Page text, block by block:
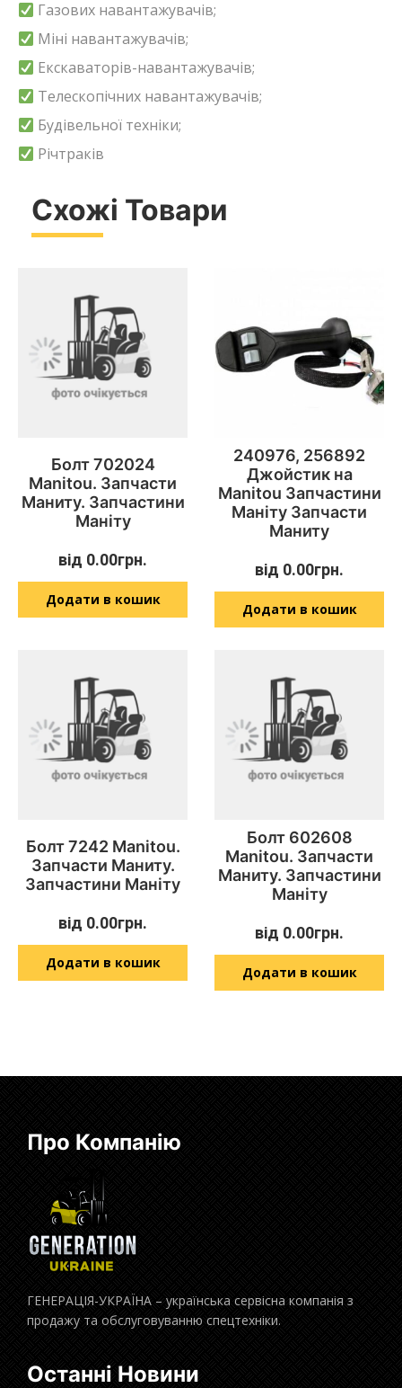
Газових навантажувачів;
Міні навантажувачів;
Екскаваторів-навантажувачів;
Телескопічних навантажувачів;
Будівельної техніки;
Річтраків
Схожі Товари
Болт 702024
Manitou. Запчасти
Маниту. Запчастини
Маніту
від 0.00грн.
Додати в кошик
240976, 256892
Джойстик на
Manitou Запчастини
Маніту Запчасти
Маниту
від 0.00грн.
Додати в кошик
Болт 7242 Manitou.
Запчасти Маниту.
Запчастини Маніту
від 0.00грн.
Додати в кошик
Болт 602608
Manitou. Запчасти
Маниту. Запчастини
Маніту
від 0.00грн.
Додати в кошик
Про Компанію
ГЕНЕРАЦІЯ-УКРАЇНА – українська сервісна компанія з
продажу та обслуговуванню спецтехніки.
Останні Новини